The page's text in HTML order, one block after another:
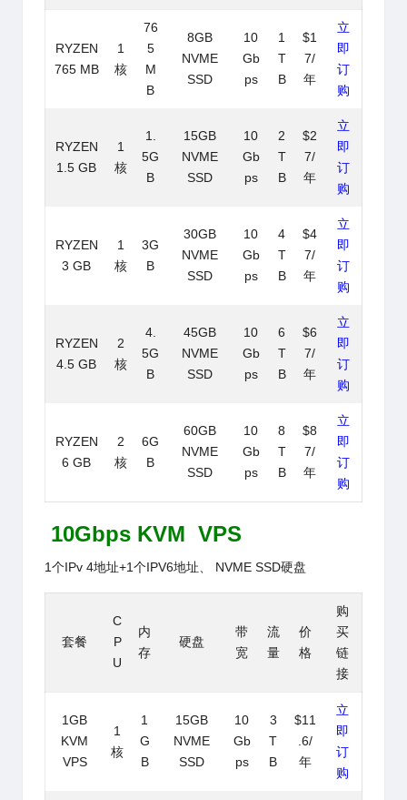
RYZEN
765 MB
1
核
76
5
M
B
8GB
NVME
SSD
10
Gb
ps
1
T
B
$1
7/
年
立
即
订
购
RYZEN
1.5 GB
1
核
1.
5G
B
15GB
NVME
SSD
10
Gb
ps
2
T
B
$2
7/
年
立
即
订
购
RYZEN
3 GB
1
核
3G
B
30GB
NVME
SSD
10
Gb
ps
4
T
B
$4
7/
年
立
即
订
购
RYZEN
4.5 GB
2
核
4.
5G
B
45GB
NVME
SSD
10
Gb
ps
6
T
B
$6
7/
年
立
即
订
购
RYZEN
6 GB
2
核
6G
B
60GB
NVME
SSD
10
Gb
ps
8
T
B
$8
7/
年
立
即
订
购
10Gbps KVM VPS
1个IPv 4地址+1个IPV6地址、 NVME SSD硬盘
套餐
C
P
U
内
存
硬盘
带
宽
流
量
价
格
购
买
链
接
1GB
KVM
VPS
1
核
1
G
B
15GB
NVME
SSD
10
Gb
ps
3
T
B
$11
.6/
年
立
即
订
购